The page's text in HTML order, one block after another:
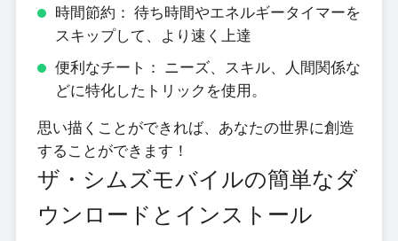
時間節約： 待ち時間やエネルギータイマーを
スキップして、より速く上達
便利なチート： ニーズ、スキル、人間関係な
どに特化したトリックを使用。
思い描くことができれば、あなたの世界に創造
することができます！
ザ・シムズモバイルの簡単なダ
ウンロードとインストール